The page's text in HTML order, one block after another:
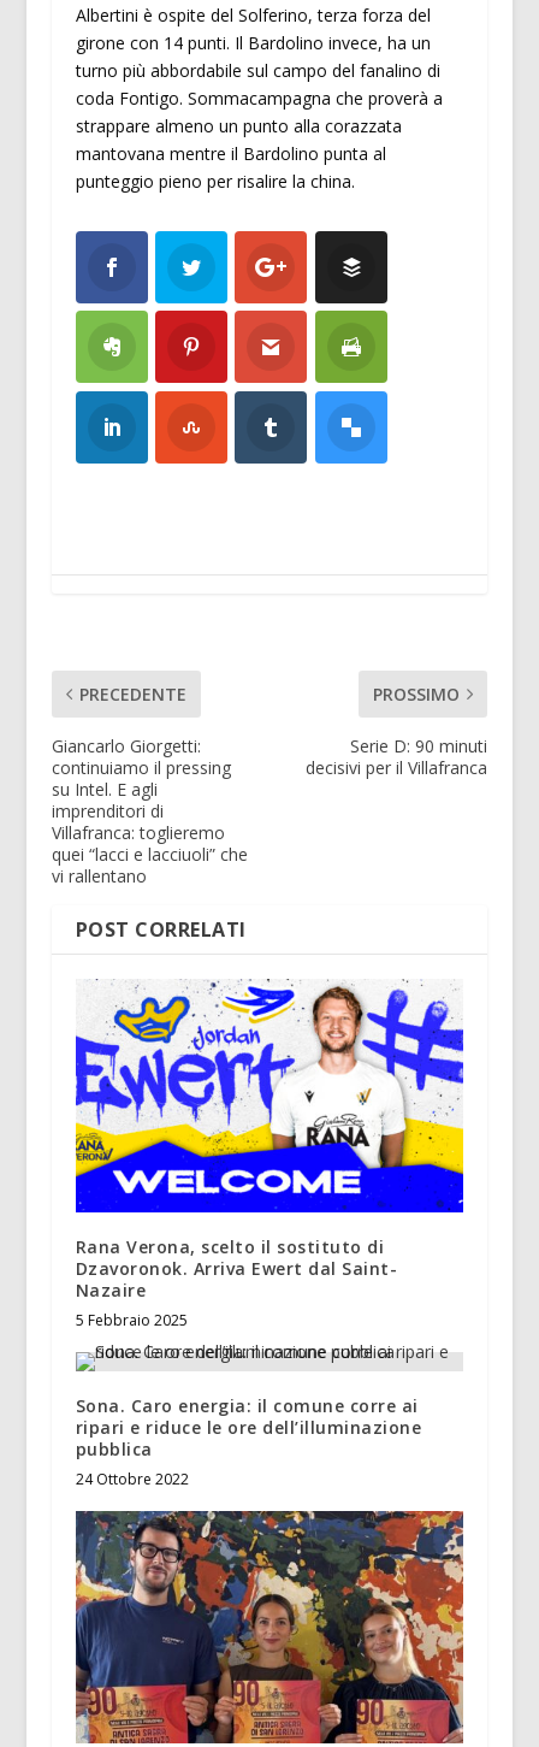
Albertini è ospite del Solferino, terza forza del
girone con 14 punti. Il Bardolino invece, ha un
turno più abbordabile sul campo del fanalino di
coda Fontigo. Sommacampagna che proverà a
strappare almeno un punto alla corazzata
mantovana mentre il Bardolino punta al
punteggio pieno per risalire la china.
PRECEDENTE
Giancarlo Giorgetti:
continuiamo il pressing
su Intel. E agli
imprenditori di
Villafranca: toglieremo
quei “lacci e lacciuoli” che
vi rallentano
PROSSIMO
Serie D: 90 minuti
decisivi per il Villafranca
POST CORRELATI
Rana Verona, scelto il sostituto di
Dzavoronok. Arriva Ewert dal Saint-
Nazaire
5 Febbraio 2025
Sona. Caro energia: il comune corre ai
ripari e riduce le ore dell’illuminazione
pubblica
24 Ottobre 2022